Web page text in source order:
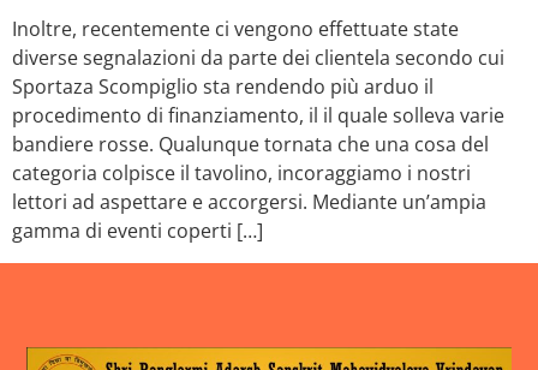
Inoltre, recentemente ci vengono effettuate state
diverse segnalazioni da parte dei clientela secondo cui
Sportaza Scompiglio sta rendendo più arduo il
procedimento di finanziamento, il il quale solleva varie
bandiere rosse. Qualunque tornata che una cosa del
categoria colpisce il tavolino, incoraggiamo i nostri
lettori ad aspettare e accorgersi. Mediante un’ampia
gamma di eventi coperti […]